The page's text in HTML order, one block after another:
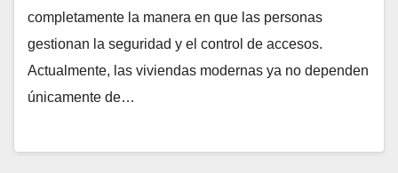
completamente la manera en que las personas
gestionan la seguridad y el control de accesos.
Actualmente, las viviendas modernas ya no dependen
únicamente de…